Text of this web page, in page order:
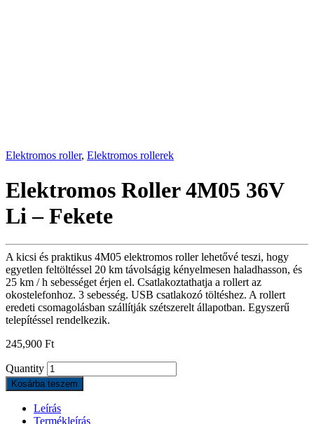
Elektromos roller, Elektromos rollerek
Elektromos Roller 4M05 36V
Li – Fekete
A kicsi és praktikus 4M05 elektromos roller lehetővé teszi, hogy
egyetlen feltöltéssel 20 km távolságig kényelmesen haladhasson, és
25 km / h sebességet érjen el. Csatlakoztathatja a rollert az
okostelefonhoz. 3 sebesség. USB csatlakozó töltéshez. A rollert
eredeti csomagolásban szállítják szétszerelt állapotban. Egyszerű
telepítéssel rendelkezik.
245,900 Ft
Quantity
Kosárba teszem
Leírás
Termékleírás